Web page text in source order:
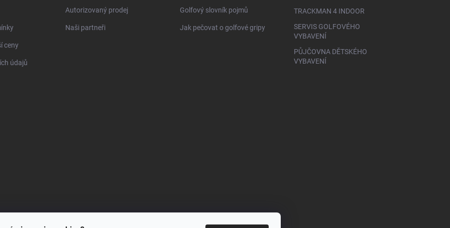
ceny
údajů
Autorizovaný prodej
Naši partneři
Golfový slovník pojmů
Jak pečovat o golfové gripy
TRACKMAN 4 INDOOR
SERVIS GOLFOVÉHO
VYBAVENÍ
PŮJČOVNA DĚTSKÉHO
VYBAVENÍ